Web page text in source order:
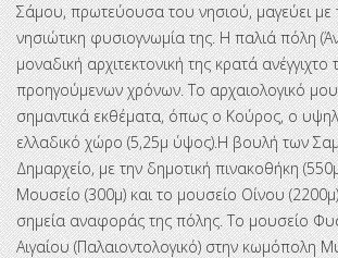
Σάμου, πρωτεύουσα του νησιού, μαγεύει με
νησιώτικη φυσιογνωμία της. Η παλιά πόλη
μοναδική αρχιτεκτονική της κρατά
προηγούμενων χρόνων. Το αρχαιολογικό
σημαντικά εκθέματα, όπως ο Κούρος, ο
ελλαδικό χώρο (5,25μ ύψος).Η βουλή των
Δημαρχείο, με την δημοτική πινακοθήκη
Μουσείο (300μ) και το μουσείο Οίνου
σημεία αναφοράς της πόλης. Το μουσείο
Αιγαίου (Παλαιοντολογικό) στην κωμόπολη